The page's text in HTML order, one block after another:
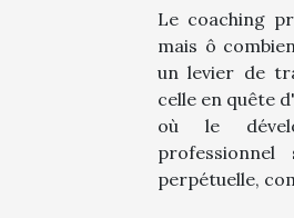
Le coaching
mais ô
un levier de
celle en quête
où le
perpétuelle,